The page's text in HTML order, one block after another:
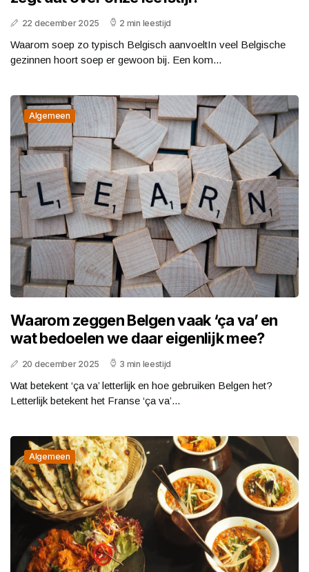
22 december 2025 2 min leestijd
Waarom soep zo typisch Belgisch aanvoeltIn veel Belgische
gezinnen hoort soep er gewoon bij. Een kom...
Algemeen
Waarom zeggen Belgen vaak ‘ça va’ en
wat bedoelen we daar eigenlijk mee?
20 december 2025 3 min leestijd
Wat betekent ‘ça va’ letterlijk en hoe gebruiken Belgen het?
Letterlijk betekent het Franse ‘ça va’...
Algemeen